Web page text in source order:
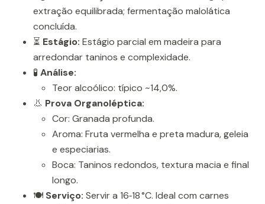
extração equilibrada; fermentação malolática
concluída.
⏳ Estágio: Estágio parcial em madeira para
arredondar taninos e complexidade.
🧪 Análise:
Teor alcoólico: típico ~14,0%.
👃 Prova Organoléptica:
Cor: Granada profunda.
Aroma: Fruta vermelha e preta madura, geleia
e especiarias.
Boca: Taninos redondos, textura macia e final
longo.
🍽️ Serviço: Servir a 16‑18 °C. Ideal com carnes